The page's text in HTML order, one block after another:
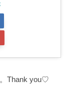
Thank you♡